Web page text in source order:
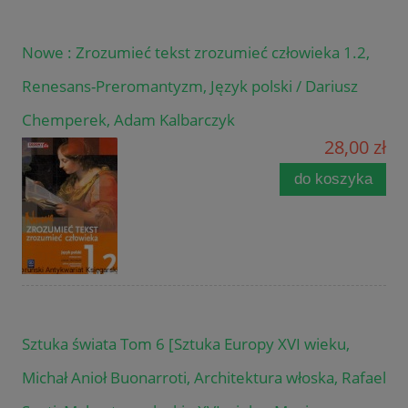
Nowe : Zrozumieć tekst zrozumieć człowieka 1.2,
Renesans-Preromantyzm, Język polski / Dariusz
Chemperek, Adam Kalbarczyk
28,00 zł
do koszyka
Sztuka świata Tom 6 [Sztuka Europy XVI wieku,
Michał Anioł Buonarroti, Architektura włoska, Rafael